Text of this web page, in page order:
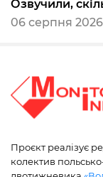
Озвучили,
06 серпня 2026
Проєкт реалізує
колектив